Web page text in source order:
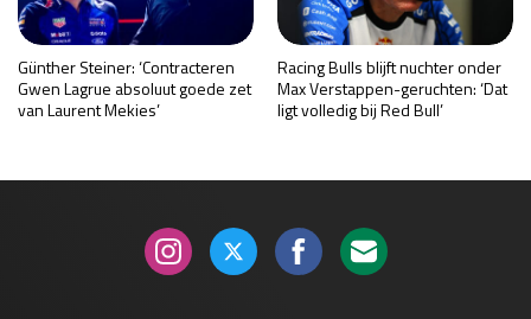
Günther Steiner: ‘Contracteren
Gwen Lagrue absoluut goede zet
van Laurent Mekies’
Racing Bulls blijft nuchter onder
Max Verstappen-geruchten: ‘Dat
ligt volledig bij Red Bull’